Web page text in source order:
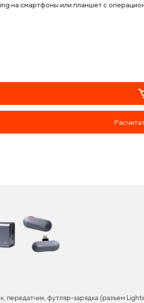
на смартфоны или планшет с
передатчик, футляр-зарядка (разъем